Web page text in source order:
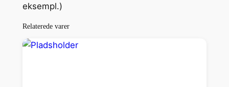
eksempl.)
Relaterede varer